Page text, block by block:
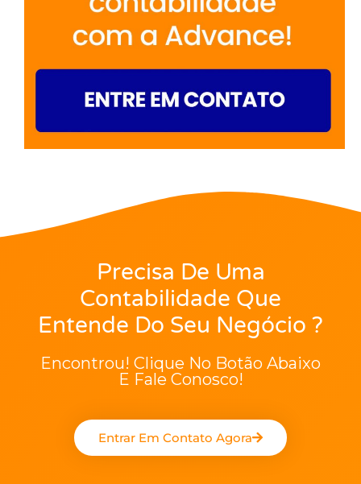
Precisa De Uma
Contabilidade Que
Entende Do Seu Negócio ?
Encontrou! Clique No Botão Abaixo
E Fale Conosco!
Entrar Em Contato Agora